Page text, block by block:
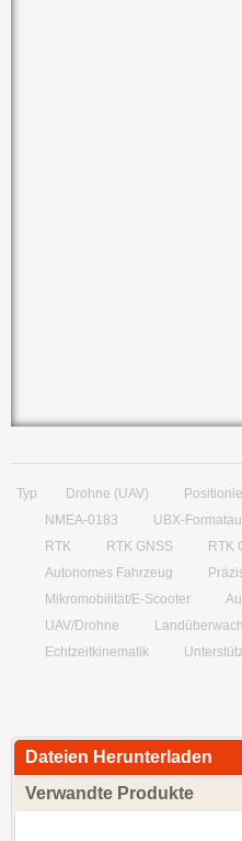
Typ Drohne (UAV)
NMEA-0183
UBX-
RTK
RTK GNSS
RTK
Autonomes Fahrzeug
Mikromobilität/E-Scooter
UAV/Drohne
Echtzeitkinematik
Dateien Herunterladen
Verwandte Produkte